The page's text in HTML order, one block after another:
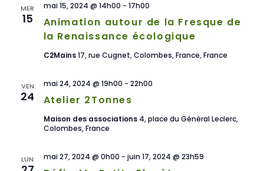
MER
15
Animation autour de la Fresque de
la Renaissance écologique
mai 15, 2024 @ 14h00 - 17h00
C2Mains17, rue Cugnet, Colombes, France, France
VEN
24 Atelier 2Tonnes
mai 24, 2024 @ 19h00 - 22h00
Maison des associations 4, place du Général Leclerc,
Colombes, France
LUN mai 27, 2024 @ 0h00 - juin 17, 2024 @ 23h59